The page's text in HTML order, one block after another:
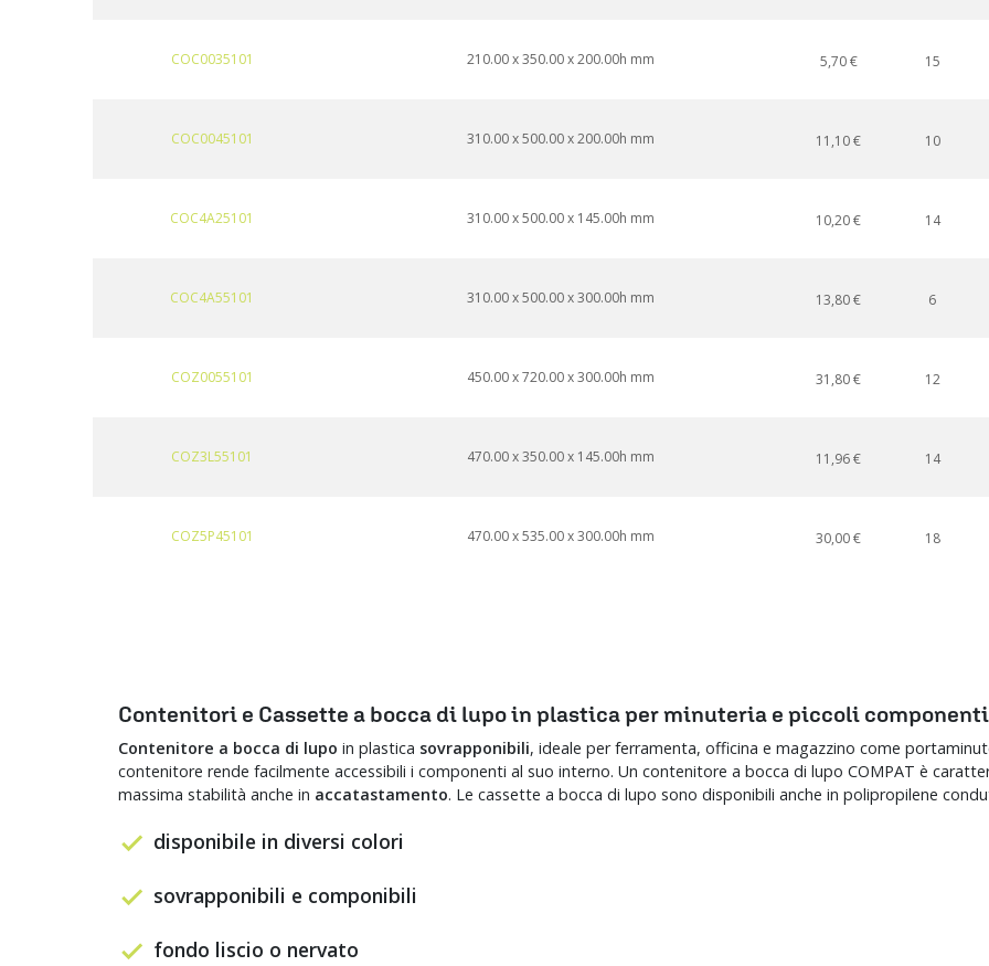
COC0035101 210.00 x 350.00 x 200.00h mm 5,70 € 15
COC0045101 310.00 x 500.00 x 200.00h mm 11,10 € 10
COC4A25101 310.00 x 500.00 x 145.00h mm 10,20 € 14
COC4A55101 310.00 x 500.00 x 300.00h mm 13,80 € 6
COZ0055101 450.00 x 720.00 x 300.00h mm 31,80 € 12
COZ3L55101 470.00 x 350.00 x 145.00h mm 11,96 € 14
COZ5P45101 470.00 x 535.00 x 300.00h mm 30,00 € 18
Contenitori e Cassette a bocca di lupo in plastica per minuteria e piccoli componenti
Contenitore a bocca di lupo in plastica sovrapponibili, ideale per ferramenta, officina e magazzino come
contenitore rende facilmente accessibili i componenti al suo interno. Un contenitore a bocca di lupo COMPAT è
massima stabilità anche in accatastamento. Le cassette a bocca di lupo sono disponibili anche in polipropilene
disponibile in diversi colori
sovrapponibili e componibili
fondo liscio o nervato